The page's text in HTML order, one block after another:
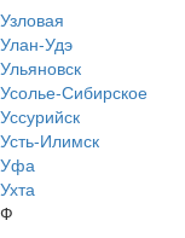
Узловая
Улан-Удэ
Ульяновск
Усолье-Сибирское
Уссурийск
Усть-Илимск
Уфа
Ухта
Ф